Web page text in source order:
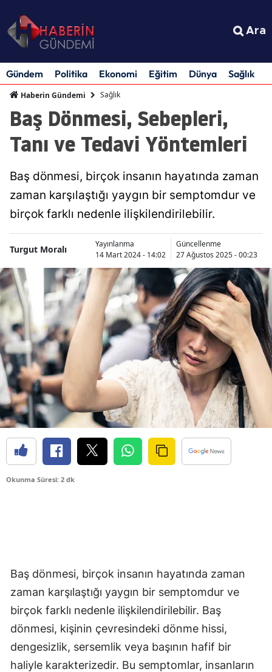
Ara
Gündem Politika Ekonomi Eğitim Dünya Sağlık
Haberin Gündemi Sağlık
Baş Dönmesi, Sebepleri,
Tanı ve Tedavi Yöntemleri
Baş dönmesi, birçok insanın hayatında zaman
zaman karşılaştığı yaygın bir semptomdur ve
birçok farklı nedenle ilişkilendirilebilir.
Turgut Moralı
Yayınlanma
14 Mart 2024 - 14:02
Güncellenme
27 Ağustos 2025 - 00:23
Okunma Süresi: 2 dk
Baş dönmesi, birçok insanın hayatında zaman
zaman karşılaştığı yaygın bir semptomdur ve
birçok farklı nedenle ilişkilendirilebilir. Baş
dönmesi, kişinin çevresindeki dönme hissi,
dengesizlik, sersemlik veya başının hafif bir
haliyle karakterizedir. Bu semptomlar, insanların